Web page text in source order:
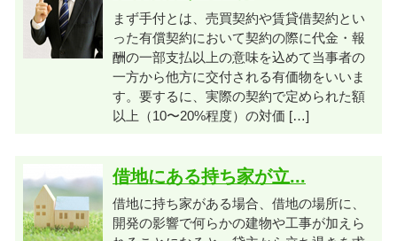
まず手付とは、売買契約や賃貸借契約とい
った有償契約において契約の際に代金・報
酬の一部支払以上の意味を込めて当事者の
一方から他方に交付される有価物をいいま
す。要するに、実際の契約で定められた額
以上（10〜20%程度）の対価 […]
借地にある持ち家が立...
借地に持ち家がある場合、借地の場所に、
開発の影響で何らかの建物や工事が加えら